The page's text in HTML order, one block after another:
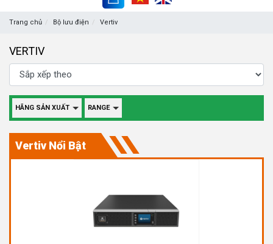
Trang chủ Bộ lưu điện Vertiv
VERTIV
Vertiv Nổi Bật
HÃNG SẢN XUẤT RANGE